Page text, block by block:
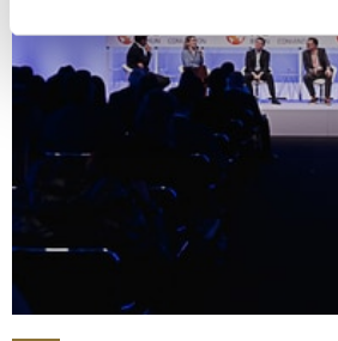
bestimmten Merkmalen
Erfahren Sie mehr darüber, wie Ihre
verarbeitet werden, und legen Sie
Abschnitt Einzelheiten
fest.
Wir verwenden Cookies, um Inhalte
personalisieren, Funktionen für
zu können und die Zugriffe auf
Verwendung unserer Website an